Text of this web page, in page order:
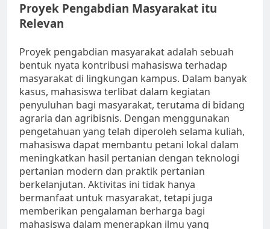
Proyek Pengabdian Masyarakat itu
Relevan
Proyek pengabdian masyarakat adalah sebuah
bentuk nyata kontribusi mahasiswa terhadap
masyarakat di lingkungan kampus. Dalam banyak
kasus, mahasiswa terlibat dalam kegiatan
penyuluhan bagi masyarakat, terutama di bidang
agraria dan agribisnis. Dengan menggunakan
pengetahuan yang telah diperoleh selama kuliah,
mahasiswa dapat membantu petani lokal dalam
meningkatkan hasil pertanian dengan teknologi
pertanian modern dan praktik pertanian
berkelanjutan. Aktivitas ini tidak hanya
bermanfaat untuk masyarakat, tetapi juga
memberikan pengalaman berharga bagi
mahasiswa dalam menerapkan ilmu yang